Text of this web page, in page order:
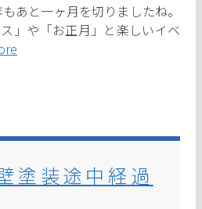
あと一ヶ月を切りましたね。
」や「お正月」と楽しいイベ
塗装途中経過